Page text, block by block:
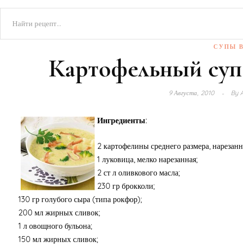
СУПЫ
Картофельный
9 Августа, 2010 By
Ингредиенты:
2 картофелины среднего размера,
1 луковица, мелко нарезанная;
2 ст л оливкового масла;
230 гр брокколи;
130 гр голубого сыра (типа рокфор);
200 мл жирных сливок;
1 л овощного бульона;
150 мл жирных сливок;